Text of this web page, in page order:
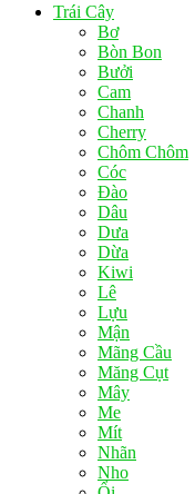
Trái Cây
Bơ
Bòn Bon
Bưởi
Cam
Chanh
Cherry
Chôm Chôm
Cóc
Đào
Dâu
Dưa
Dừa
Kiwi
Lê
Lựu
Mận
Mãng Cầu
Măng Cụt
Mây
Me
Mít
Nhãn
Nho